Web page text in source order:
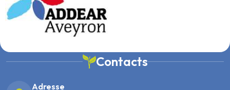
Contacts
Adresse